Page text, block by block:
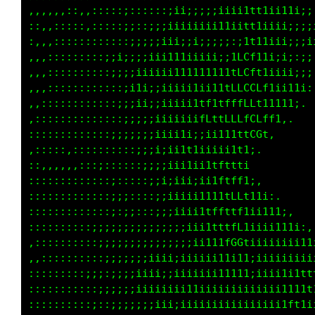
::::::,:::::::::;;;;i;;ii1ii;i;;;ii1ttti:.
,,:::::::::;;;;;;;iiii11tttffttt1fLffLti.
:::::::::;;;;;;;;iiiiii11tttftfLCLCLfi.
:::::::::::;;;;;;iiiiiii1tfttttfLLL;